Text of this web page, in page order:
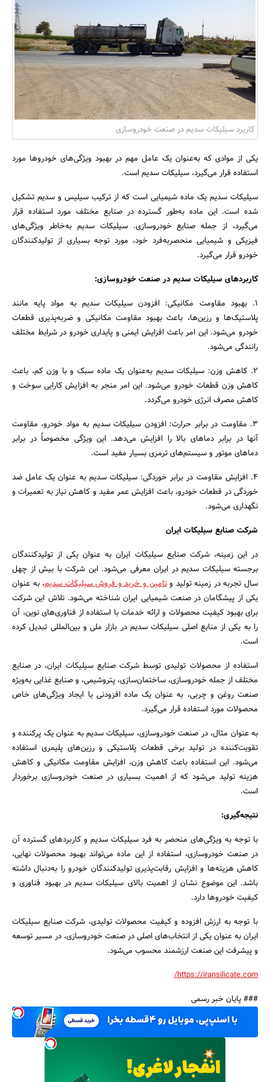
بانک، بیمه و سرمایه
مسکن و ساختمان
جستجو
کاربرد سیلیکات سدیم در صنعت خودروسازی
یکی از موادی که به‌عنوان یک عامل مهم در بهبود ویژگی‌های خودروها مورد
استفاده قرار می‌گیرد، سیلیکات سدیم است.
سیلیکات سدیم یک ماده شیمیایی است که از ترکیب سیلیس و سدیم تشکیل
شده است. این ماده به‌طور گسترده در صنایع مختلف مورد استفاده قرار
می‌گیرد، از جمله صنایع خودروسازی. سیلیکات سدیم به‌خاطر ویژگی‌های
فیزیکی و شیمیایی منحصربه‌فرد خود، مورد توجه بسیاری از تولیدکنندگان
خودرو قرار می‌گیرد.
کاربردهای سیلیکات سدیم در صنعت خودروسازی:
1. بهبود مقاومت مکانیکی: افزودن سیلیکات سدیم به مواد پایه مانند
پلاستیک‌ها و رزین‌ها، باعث بهبود مقاومت مکانیکی و ضربه‌پذیری قطعات
خودرو می‌شود. این امر باعث افزایش ایمنی و پایداری خودرو در شرایط مختلف
رانندگی می‌شود.
2. کاهش وزن: سیلیکات سدیم به‌عنوان یک ماده سبک و با وزن کم، باعث
کاهش وزن قطعات خودرو می‌شود. این امر منجر به افزایش کارایی سوخت و
کاهش مصرف انرژی خودرو می‌گردد.
3. مقاومت در برابر حرارت: افزودن سیلیکات سدیم به مواد خودرو، مقاومت
آنها در برابر دماهای بالا را افزایش می‌دهد. این ویژگی مخصوصاً در برابر
دماهای موتور و سیستم‌های ترمزی بسیار مفید است.
4. افزایش مقاومت در برابر خوردگی: سیلیکات سدیم به عنوان یک عامل ضد
خوردگی در قطعات خودرو، باعث افزایش عمر مفید و کاهش نیاز به تعمیرات و
نگهداری می‌شود.
شرکت صنایع سیلیکات ایران
در این زمینه، شرکت صنایع سیلیکات ایران به عنوان یکی از تولیدکنندگان
برجسته سیلیکات سدیم در ایران معرفی می‌شود. این شرکت با بیش از چهل
سال تجربه در زمینه تولید وتامین و خرید و فروش سیلیکات سدیم، به عنوان
یکی از پیشگامان در صنعت شیمیایی ایران شناخته می‌شود. تلاش این شرکت
برای بهبود کیفیت محصولات و ارائه خدمات با استفاده از فناوری‌های نوین، آن
را به یکی از منابع اصلی سیلیکات سدیم در بازار ملی و بین‌المللی تبدیل کرده
است.
استفاده از محصولات تولیدی توسط شرکت صنایع سیلیکات ایران، در صنایع
مختلف از جمله خودروسازی، ساختمان‌سازی، پتروشیمی، و صنایع غذایی به‌ویژه
صنعت روغن و چربی، به عنوان یک ماده افزودنی یا ایجاد ویژگی‌های خاص
محصولات مورد استفاده قرار می‌گیرد.
به عنوان مثال، در صنعت خودروسازی، سیلیکات سدیم به عنوان یک پرکننده و
تقویت‌کننده در تولید برخی قطعات پلاستیکی و رزین‌های پلیمری استفاده
می‌شود. این استفاده باعث کاهش وزن، افزایش مقاومت مکانیکی و کاهش
هزینه تولید می‌شود که از اهمیت بسیاری در صنعت خودروسازی برخوردار
است.
نتیجه‌گیری:
با توجه به ویژگی‌های منحصر به ‌فرد سیلیکات سدیم و کاربردهای گسترده آن
در صنعت خودروسازی، استفاده از این ماده می‌تواند بهبود محصولات نهایی،
کاهش هزینه‌ها و افزایش رقابت‌پذیری تولیدکنندگان خودرو را به‌دنبال داشته
باشد. این موضوع نشان از اهمیت بالای سیلیکات سدیم در بهبود فناوری و
کیفیت خودروها دارد.
با توجه به ارزش افزوده و کیفیت محصولات تولیدی، شرکت صنایع سیلیکات
ایران به عنوان یکی از انتخاب‌های اصلی در صنعت خودروسازی، در مسیر توسعه
و پیشرفت این صنعت ارزشمند محسوب می‌شود.
https://iransilicate.com/
### پایان خبر رسمی